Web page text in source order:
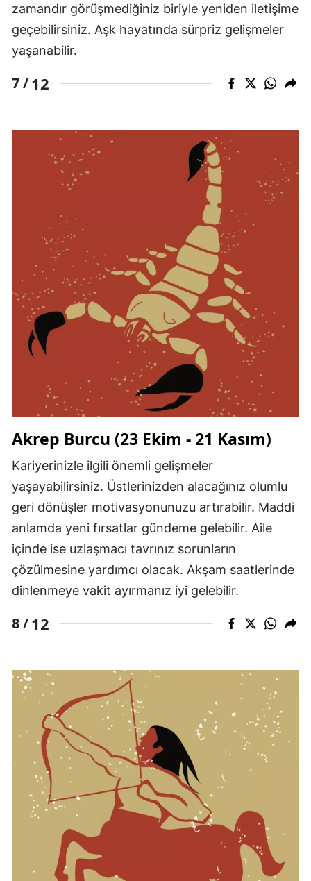
zamandır görüşmediğiniz biriyle yeniden iletişime
geçebilirsiniz. Aşk hayatında sürpriz gelişmeler
yaşanabilir.
7 /12
Akrep Burcu (23 Ekim - 21 Kasım)
Kariyerinizle ilgili önemli gelişmeler
yaşayabilirsiniz. Üstlerinizden alacağınız olumlu
geri dönüşler motivasyonunuzu artırabilir. Maddi
anlamda yeni fırsatlar gündeme gelebilir. Aile
içinde ise uzlaşmacı tavrınız sorunların
çözülmesine yardımcı olacak. Akşam saatlerinde
dinlenmeye vakit ayırmanız iyi gelebilir.
8 /12